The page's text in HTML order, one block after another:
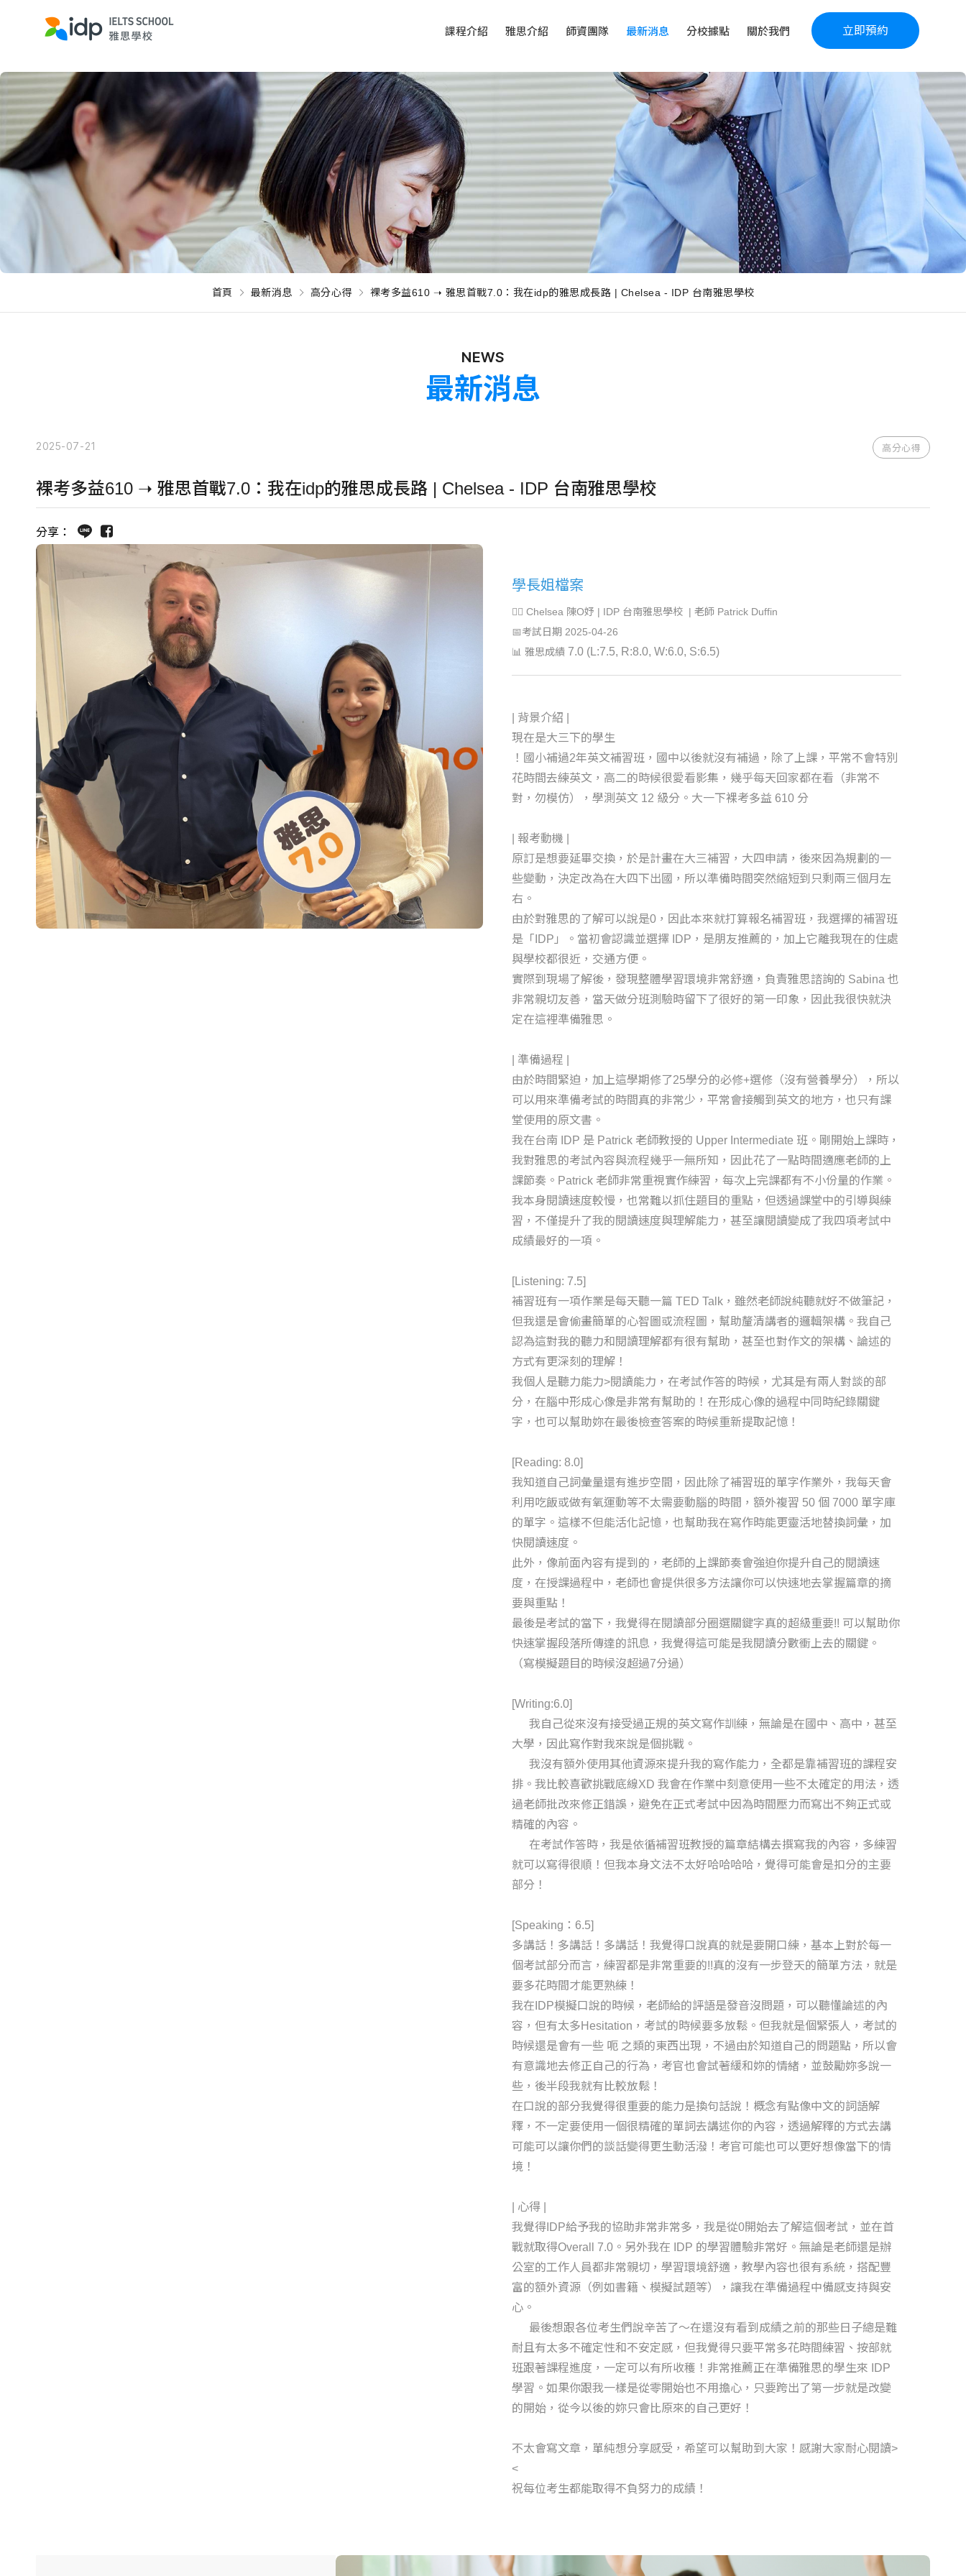
課程介紹 雅思介紹 師資團隊 最新消息 分校據點 關於我們 立即預約
首頁 最新消息 高分心得 裸考多益610 ➝ 雅思首戰7.0：我在idp的雅思成長路 | Chelsea - IDP 台南雅思學校
NEWS
最新消息
2025-07-21 高分心得
裸考多益610 ➝ 雅思首戰7.0：我在idp的雅思成長路 | Chelsea - IDP 台南雅思學校
分享：
學長姐檔案
🙋‍♂️ Chelsea 陳O妤 | IDP 台南雅思學校 | 老師 Patrick Duffin
📅考試日期 2025-04-26
📊 雅思成績 7.0 (L:7.5, R:8.0, W:6.0, S:6.5)
| 背景介紹 |
現在是大三下的學生
！國小補過2年英文補習班，國中以後就沒有補過，除了上課，平常不會特別
花時間去練英文，高二的時候很愛看影集，幾乎每天回家都在看（非常不
對，勿模仿），學測英文 12 級分。大一下裸考多益 610 分
| 報考動機 |
原訂是想要延畢交換，於是計畫在大三補習，大四申請，後來因為規劃的一
些變動，決定改為在大四下出國，所以準備時間突然縮短到只剩兩三個月左
右。
由於對雅思的了解可以說是0，因此本來就打算報名補習班，我選擇的補習班
是「IDP」。當初會認識並選擇 IDP，是朋友推薦的，加上它離我現在的住處
與學校都很近，交通方便。
實際到現場了解後，發現整體學習環境非常舒適，負責雅思諮詢的 Sabina 也
非常親切友善，當天做分班測驗時留下了很好的第一印象，因此我很快就決
定在這裡準備雅思。
| 準備過程 |
由於時間緊迫，加上這學期修了25學分的必修+選修（沒有營養學分），所以
可以用來準備考試的時間真的非常少，平常會接觸到英文的地方，也只有課
堂使用的原文書。
我在台南 IDP 是 Patrick 老師教授的 Upper Intermediate 班。剛開始上課時，
我對雅思的考試內容與流程幾乎一無所知，因此花了一點時間適應老師的上
課節奏。Patrick 老師非常重視實作練習，每次上完課都有不小份量的作業。
我本身閱讀速度較慢，也常難以抓住題目的重點，但透過課堂中的引導與練
習，不僅提升了我的閱讀速度與理解能力，甚至讓閱讀變成了我四項考試中
成績最好的一項。
[Listening: 7.5]
補習班有一項作業是每天聽一篇 TED Talk，雖然老師說純聽就好不做筆記，
但我還是會偷畫簡單的心智圖或流程圖，幫助釐清講者的邏輯架構。我自己
認為這對我的聽力和閱讀理解都有很有幫助，甚至也對作文的架構、論述的
方式有更深刻的理解！
我個人是聽力能力>閱讀能力，在考試作答的時候，尤其是有兩人對談的部
分，在腦中形成心像是非常有幫助的！在形成心像的過程中同時紀錄關鍵
字，也可以幫助妳在最後檢查答案的時候重新提取記憶！
[Reading: 8.0]
我知道自己詞彙量還有進步空間，因此除了補習班的單字作業外，我每天會
利用吃飯或做有氧運動等不太需要動腦的時間，額外複習 50 個 7000 單字庫
的單字。這樣不但能活化記憶，也幫助我在寫作時能更靈活地替換詞彙，加
快閱讀速度。
此外，像前面內容有提到的，老師的上課節奏會強迫你提升自己的閱讀速
度，在授課過程中，老師也會提供很多方法讓你可以快速地去掌握篇章的摘
要與重點！
最後是考試的當下，我覺得在閱讀部分圈選關鍵字真的超級重要!! 可以幫助你
快速掌握段落所傳達的訊息，我覺得這可能是我閱讀分數衝上去的關鍵。
（寫模擬題目的時候沒超過7分過）
[Writing:6.0]
我自己從來沒有接受過正規的英文寫作訓練，無論是在國中、高中，甚至
大學，因此寫作對我來說是個挑戰。
我沒有額外使用其他資源來提升我的寫作能力，全都是靠補習班的課程安
排。我比較喜歡挑戰底線XD 我會在作業中刻意使用一些不太確定的用法，透
過老師批改來修正錯誤，避免在正式考試中因為時間壓力而寫出不夠正式或
精確的內容。
在考試作答時，我是依循補習班教授的篇章結構去撰寫我的內容，多練習
就可以寫得很順！但我本身文法不太好哈哈哈哈，覺得可能會是扣分的主要
部分！
[Speaking：6.5]
多講話！多講話！多講話！我覺得口說真的就是要開口練，基本上對於每一
個考試部分而言，練習都是非常重要的!!真的沒有一步登天的簡單方法，就是
要多花時間才能更熟練！
我在IDP模擬口說的時候，老師給的評語是發音沒問題，可以聽懂論述的內
容，但有太多Hesitation，考試的時候要多放鬆。但我就是個緊張人，考試的
時候還是會有一些 呃 之類的東西出現，不過由於知道自己的問題點，所以會
有意識地去修正自己的行為，考官也會試著緩和妳的情緒，並鼓勵妳多說一
些，後半段我就有比較放鬆！
在口說的部分我覺得很重要的能力是換句話說！概念有點像中文的詞語解
釋，不一定要使用一個很精確的單詞去講述你的內容，透過解釋的方式去講
可能可以讓你們的談話變得更生動活潑！考官可能也可以更好想像當下的情
境！
| 心得 |
我覺得IDP給予我的協助非常非常多，我是從0開始去了解這個考試，並在首
戰就取得Overall 7.0。另外我在 IDP 的學習體驗非常好。無論是老師還是辦
公室的工作人員都非常親切，學習環境舒適，教學內容也很有系統，搭配豐
富的額外資源（例如書籍、模擬試題等），讓我在準備過程中備感支持與安
心。
最後想跟各位考生們說辛苦了～在還沒有看到成績之前的那些日子總是難
耐且有太多不確定性和不安定感，但我覺得只要平常多花時間練習、按部就
班跟著課程進度，一定可以有所收穫！非常推薦正在準備雅思的學生來 IDP
學習。如果你跟我一樣是從零開始也不用擔心，只要跨出了第一步就是改變
的開始，從今以後的妳只會比原來的自己更好！
不太會寫文章，單純想分享感受，希望可以幫助到大家！感謝大家耐心閱讀>
<
祝每位考生都能取得不負努力的成績！